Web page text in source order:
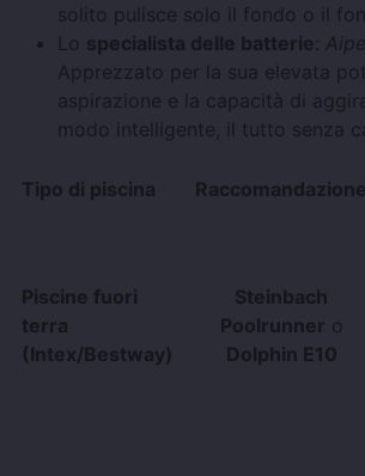
solito pulisce solo il fondo o il
Lo specialista delle batterie:
Apprezzato per la sua elevata
aspirazione e la capacità di
modo intelligente, il tutto senza
Tipo di piscina Raccomandazione
Piscine fuori
terra
(Intex/Bestway)
Steinbach
Poolrunner o
Dolphin E10